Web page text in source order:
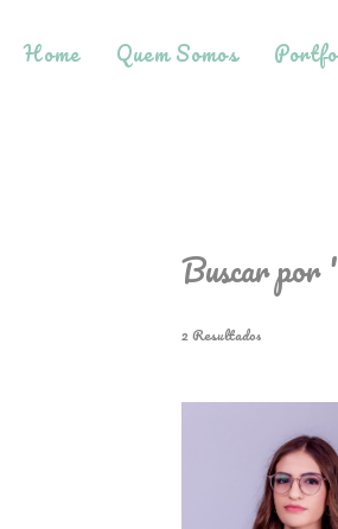
Home Quem Somos
Buscar por
2Resultados